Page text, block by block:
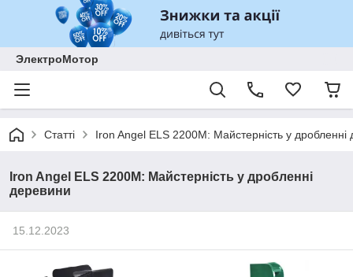
ЭлектроМотор
Статті Iron Angel ELS 2200M: Майстерність у дробленні
Iron Angel ELS 2200M: Майстерність у дробленні
деревини
15.12.2023